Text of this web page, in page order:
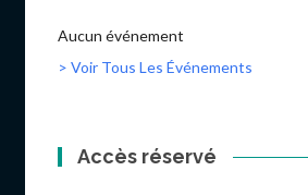
Aucun événement
> Voir Tous Les Événements
Accès réservé